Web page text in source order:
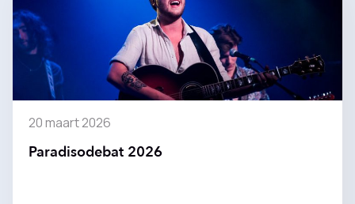
20 maart 2026
Paradisodebat 2026